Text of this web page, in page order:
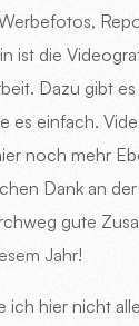
ist die
Dazu gibt
es einfach.
noch mehr
Dank an
gute
Jahr!
ich hier nicht